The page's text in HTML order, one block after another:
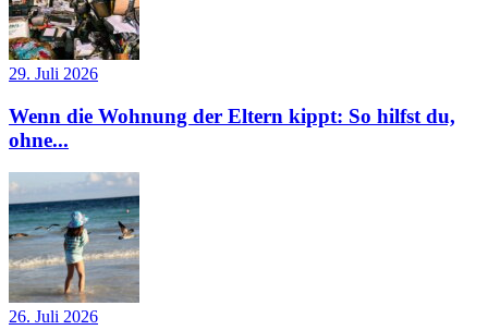
29. Juli 2026
Wenn die Wohnung der Eltern kippt: So hilfst du,
ohne...
26. Juli 2026